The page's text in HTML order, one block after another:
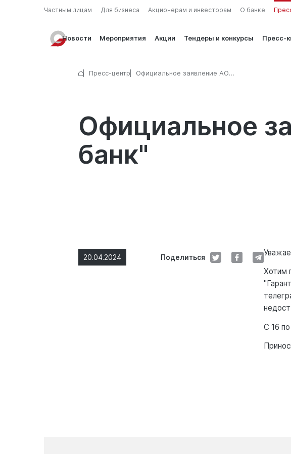
Частным лицам Для бизнеса Акционерам и инвесторам О банке
Новости Мероприятия Акции Тендеры и конкурсы Пресс-
Пресс-центр
Официальное заявление АО
Официальное
банк"
20.04.2024 Поделиться
Хотим
С 16